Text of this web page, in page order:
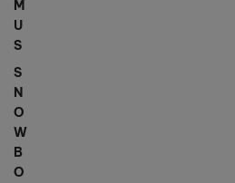
M
U
S
S
N
O
W
B
O